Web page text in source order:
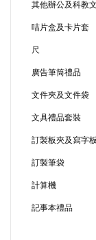
其他辦公及科教
咭片盒及卡片套
尺
廣告筆筒禮品
文件夾及文件袋
文具禮品套裝
訂製板夾及寫字板
訂製筆袋
計算機
記事本禮品